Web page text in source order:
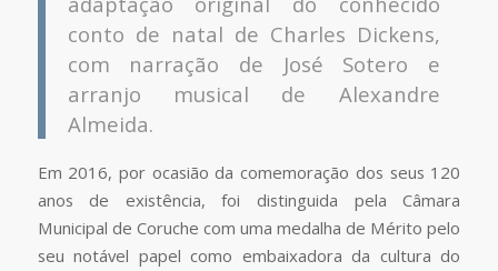
conto de natal de Charles Dickens,
com narração de José Sotero e
arranjo musical de Alexandre
Almeida.
Em 2016, por ocasião da comemoração dos seus 120
anos de existência, foi distinguida pela Câmara
Municipal de Coruche com uma medalha de Mérito pelo
seu notável papel como embaixadora da cultura do